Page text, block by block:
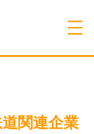
関連企業